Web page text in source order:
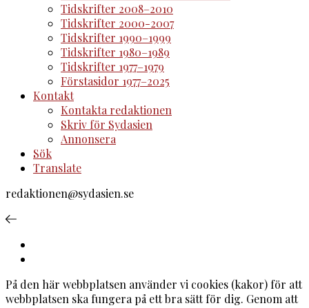
Tidskrifter 2008–2010
Tidskrifter 2000-2007
Tidskrifter 1990–1999
Tidskrifter 1980–1989
Tidskrifter 1977–1979
Förstasidor 1977–2025
Kontakt
Kontakta redaktionen
Skriv för Sydasien
Annonsera
Sök
Translate
redaktionen@sydasien.se
På den här webbplatsen använder vi cookies (kakor) för att
webbplatsen ska fungera på ett bra sätt för dig. Genom att